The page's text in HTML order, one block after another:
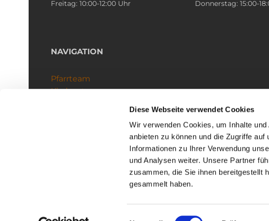
Diese Webseite verwendet Cookies
Wir verwenden Cookies, um Inhalte
anbieten zu können und die Zugriffe
Informationen zu Ihrer Verwendung
und Analysen weiter. Unsere Partner
zusammen, die Sie ihnen bereitgestellt
gesammelt haben.
Einwilligungsauswahl
Freitag: 10:00-12:00 Uhr
Donnerstag: 15:00-
NAVIGATION
Pfarrteam
Kirchenteams
Impressum